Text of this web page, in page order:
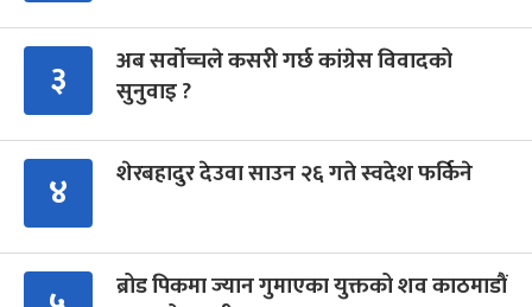
३
अब सर्वोच्चले कसरी गर्छ कांग्रेस विवादको
सुनुवाइ ?
४ शेरबहादुर देउवा साउन २६ गते स्वदेश फर्किने
ब्रोड पिकमा ज्यान गुमाएका युक्तको शव काठमाडौं